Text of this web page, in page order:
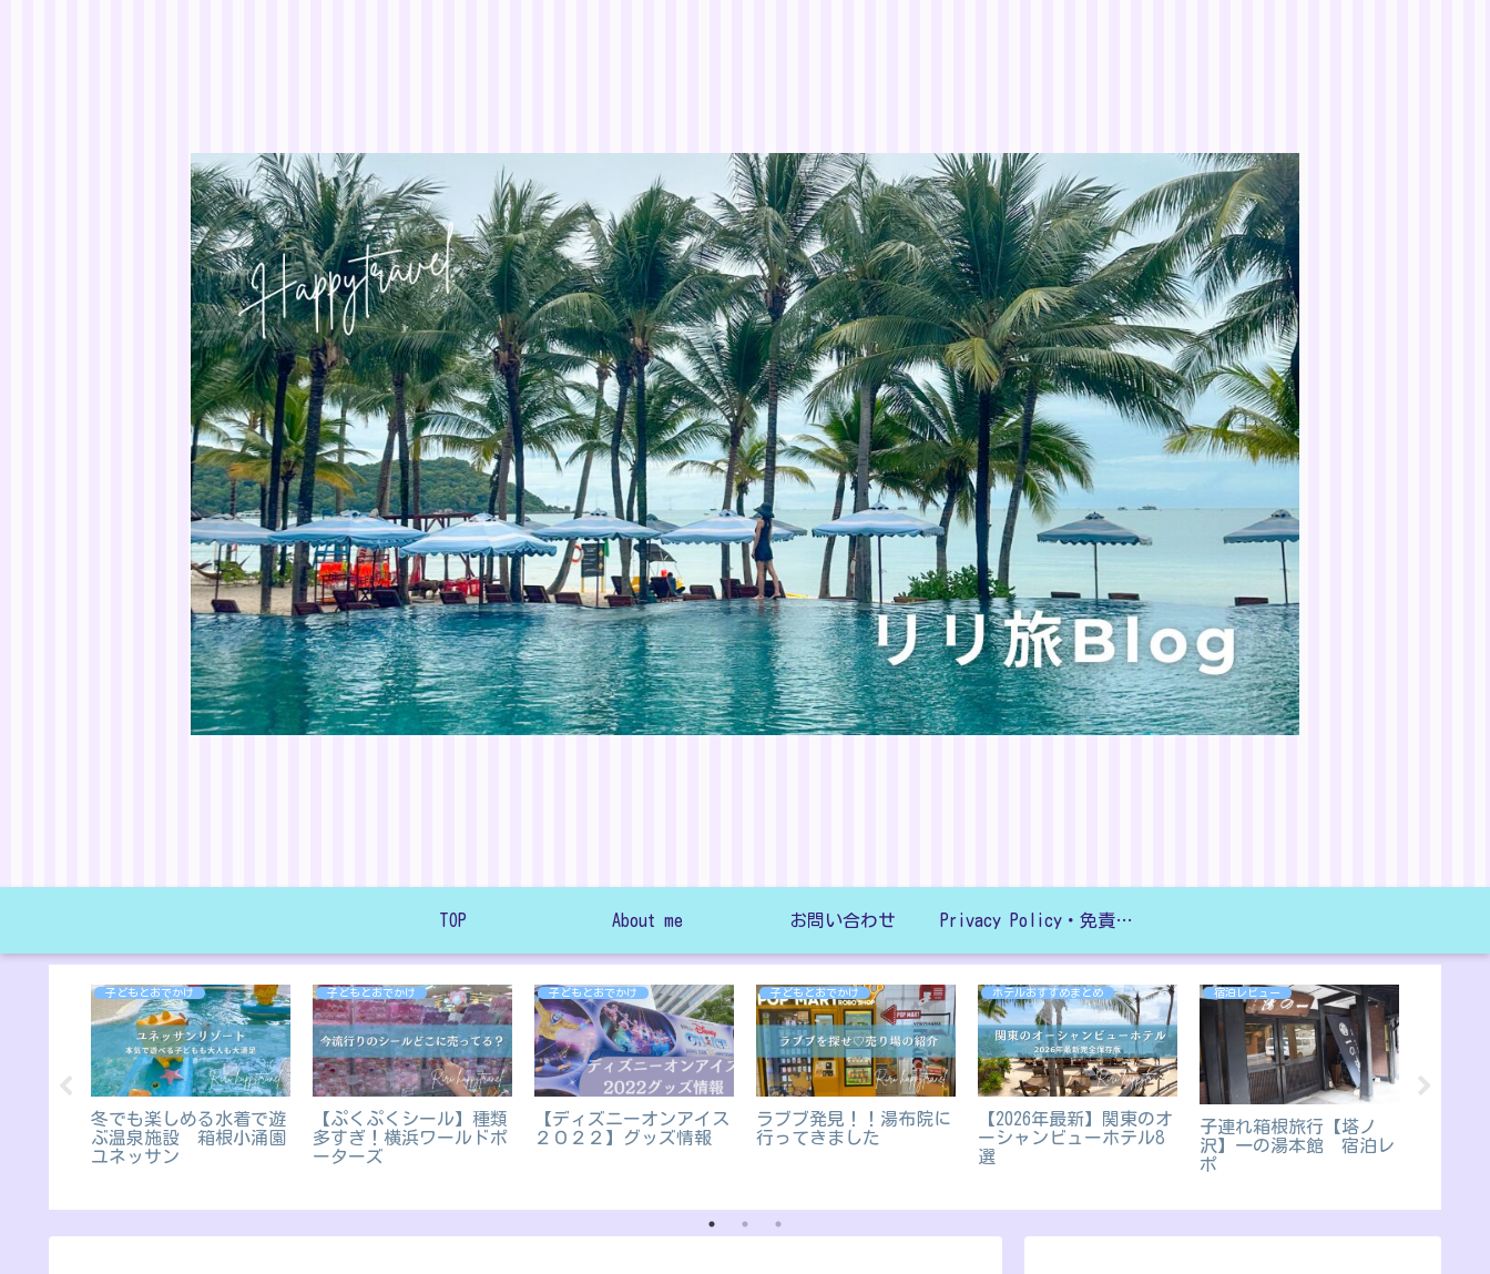
TOP About me お問い合わせ Privacy Policy・免責事項
子どもとおでかけ
冬でも楽しめる水着で遊
ぶ温泉施設 箱根小涌園
ユネッサン
子どもとおでかけ
【ぷくぷくシール】種類
多すぎ！横浜ワールドポ
ーターズ
子どもとおでかけ
【ディズニーオンアイス
２０２２】グッズ情報
子どもとおでかけ
ラブブ発見！！湯布院に
行ってきました
ホテルおすすめまとめ
【2026年最新】関東のオ
ーシャンビューホテル8
選
宿泊レビュー
子連れ箱根旅行【塔ノ
沢】一の湯本館 宿泊レ
ポ